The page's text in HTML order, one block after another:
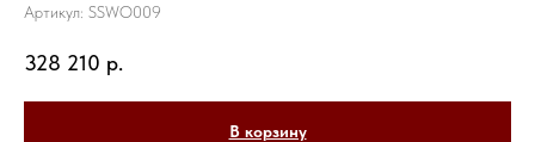
Артикул: SSWO009
328 210 р.
В корзину